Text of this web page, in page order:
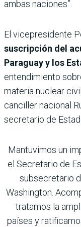
ambas naciones”.
El vicepresidente
suscripción del
Paraguay y los
entendimiento
materia nuclear
canciller nacional
secretario de
Mantuvimos un
el Secretario de
subsecretario
Washington.
tratamos la
países y